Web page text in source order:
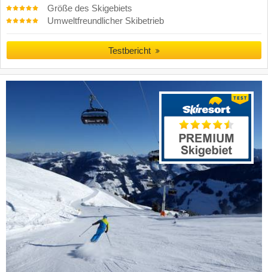
Größe des Skigebiets
Umweltfreundlicher Skibetrieb
Testbericht